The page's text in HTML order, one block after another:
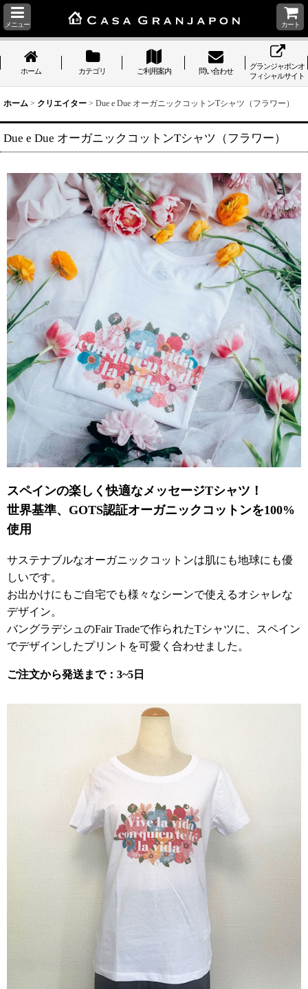
メニュー カート
ホーム カテゴリ ご利用案内 問い合わせ
グランジャポンオ
フィシャルサイト
ホーム > クリエイター > Due e Due オーガニックコットンTシャツ（フラワー）
Due e Due オーガニックコットンTシャツ（フラワー）
スペインの楽しく快適なメッセージTシャツ！
世界基準、GOTS認証オーガニックコットンを100%
使用
サステナブルなオーガニックコットンは肌にも地球にも優
しいです。
お出かけにもご自宅でも様々なシーンで使えるオシャレな
デザイン。
バングラデシュのFair Tradeで作られたTシャツに、スペイン
でデザインしたプリントを可愛く合わせました。
ご注文から発送まで：3~5日